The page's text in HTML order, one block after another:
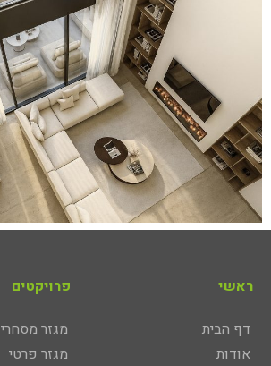
ראשי
דף הבית
אודות
פרויקטים
מגזר מסחרי
מגזר פרטי